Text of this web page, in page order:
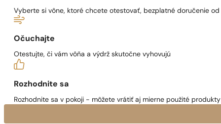
Vyberte si vône, ktoré chcete otestovať, bezplatné doručenie
Očuchajte
Otestujte, či vám vôňa a výdrž skutočne vyhovujú
Rozhodnite sa
Rozhodnite sa v pokoji - môžete vrátiť aj mierne použité